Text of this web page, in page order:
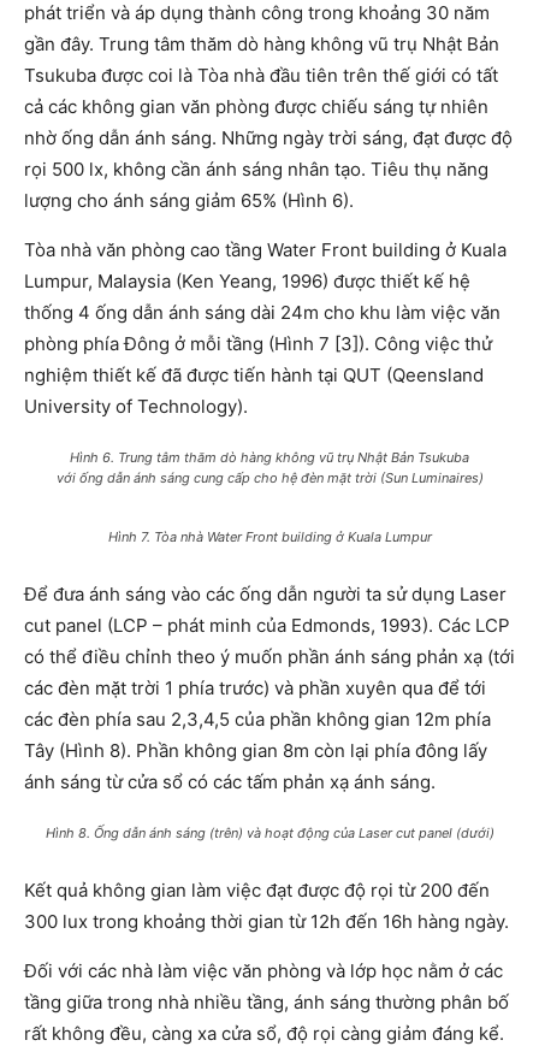
phát triển và áp dụng thành công trong khoảng 30 năm
gần đây. Trung tâm thăm dò hàng không vũ trụ Nhật Bản
Tsukuba được coi là Tòa nhà đầu tiên trên thế giới có tất
cả các không gian văn phòng được chiếu sáng tự nhiên
nhờ ống dẫn ánh sáng. Những ngày trời sáng, đạt được độ
rọi 500 lx, không cần ánh sáng nhân tạo. Tiêu thụ năng
lượng cho ánh sáng giảm 65% (Hình 6).
Tòa nhà văn phòng cao tầng Water Front building ở Kuala
Lumpur, Malaysia (Ken Yeang, 1996) được thiết kế hệ
thống 4 ống dẫn ánh sáng dài 24m cho khu làm việc văn
phòng phía Đông ở mỗi tầng (Hình 7 [3]). Công việc thử
nghiệm thiết kế đã được tiến hành tại QUT (Qeensland
University of Technology).
Hình 6. Trung tâm thăm dò hàng không vũ trụ Nhật Bản Tsukuba
với ống dẫn ánh sáng cung cấp cho hệ đèn mặt trời (Sun Luminaires)
Hình 7. Tòa nhà Water Front building ở Kuala Lumpur
Để đưa ánh sáng vào các ống dẫn người ta sử dụng Laser
cut panel (LCP – phát minh của Edmonds, 1993). Các LCP
có thể điều chỉnh theo ý muốn phần ánh sáng phản xạ (tới
các đèn mặt trời 1 phía trước) và phần xuyên qua để tới
các đèn phía sau 2,3,4,5 của phần không gian 12m phía
Tây (Hình 8). Phần không gian 8m còn lại phía đông lấy
ánh sáng từ cửa sổ có các tấm phản xạ ánh sáng.
Hình 8. Ống dẫn ánh sáng (trên) và hoạt động của Laser cut panel (dưới)
Kết quả không gian làm việc đạt được độ rọi từ 200 đến
300 lux trong khoảng thời gian từ 12h đến 16h hàng ngày.
Đối với các nhà làm việc văn phòng và lớp học nằm ở các
tầng giữa trong nhà nhiều tầng, ánh sáng thường phân bố
rất không đều, càng xa cửa sổ, độ rọi càng giảm đáng kể.